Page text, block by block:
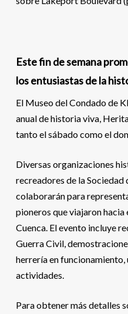
Este fin de semana
los entusiastas de la
El Museo del Condado de
anual de historia viva,
tanto el sábado como el
Diversas organizaciones
recreadores de la Sociedad
colaborarán para
pioneros que viajaron hacia
Cuenca. El evento incluye
Guerra Civil,
herrería en
actividades.
Para obtener más detalles